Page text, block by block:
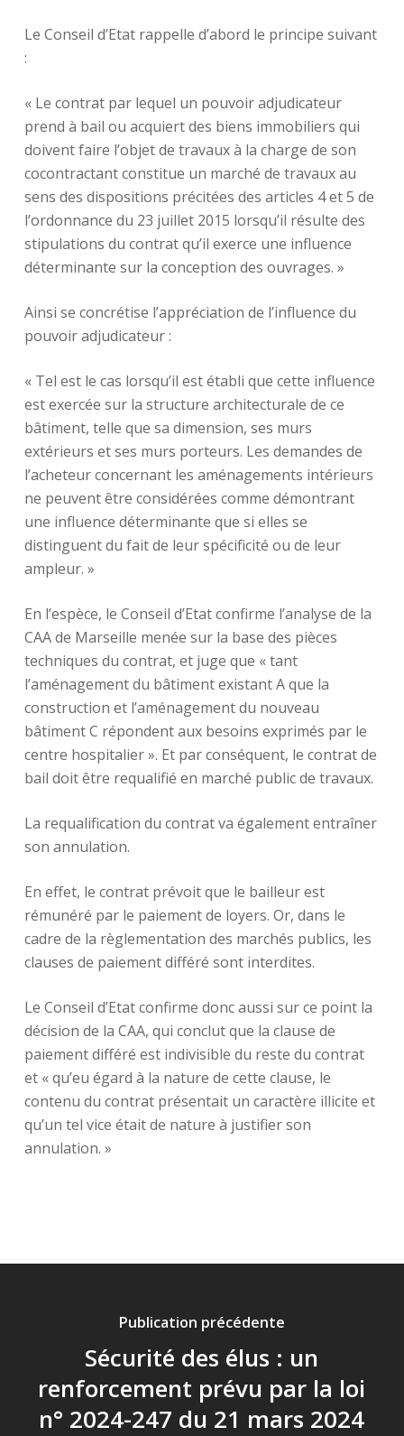
Le Conseil d’Etat rappelle d’abord le principe suivant
:
« Le contrat par lequel un pouvoir adjudicateur
prend à bail ou acquiert des biens immobiliers qui
doivent faire l’objet de travaux à la charge de son
cocontractant constitue un marché de travaux au
sens des dispositions précitées des articles 4 et 5 de
l’ordonnance du 23 juillet 2015 lorsqu’il résulte des
stipulations du contrat qu’il exerce une influence
déterminante sur la conception des ouvrages. »
Ainsi se concrétise l’appréciation de l’influence du
pouvoir adjudicateur :
« Tel est le cas lorsqu’il est établi que cette influence
est exercée sur la structure architecturale de ce
bâtiment, telle que sa dimension, ses murs
extérieurs et ses murs porteurs. Les demandes de
l’acheteur concernant les aménagements intérieurs
ne peuvent être considérées comme démontrant
une influence déterminante que si elles se
distinguent du fait de leur spécificité ou de leur
ampleur. »
En l’espèce, le Conseil d’Etat confirme l’analyse de la
CAA de Marseille menée sur la base des pièces
techniques du contrat, et juge que « tant
l’aménagement du bâtiment existant A que la
construction et l’aménagement du nouveau
bâtiment C répondent aux besoins exprimés par le
centre hospitalier ». Et par conséquent, le contrat de
bail doit être requalifié en marché public de travaux.
La requalification du contrat va également entraîner
son annulation.
En effet, le contrat prévoit que le bailleur est
rémunéré par le paiement de loyers. Or, dans le
cadre de la règlementation des marchés publics, les
clauses de paiement différé sont interdites.
Le Conseil d’Etat confirme donc aussi sur ce point la
décision de la CAA, qui conclut que la clause de
paiement différé est indivisible du reste du contrat
et « qu’eu égard à la nature de cette clause, le
contenu du contrat présentait un caractère illicite et
qu’un tel vice était de nature à justifier son
annulation. »
Publication précédente
Sécurité des élus : un
renforcement prévu par la loi
n° 2024-247 du 21 mars 2024